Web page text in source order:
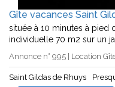
Gîte vacances Saint
située à 10 minutes à pied
individuelle 70 m2 sur un
Annonce n° 995 | Location
Saint Gildas de Rhuys